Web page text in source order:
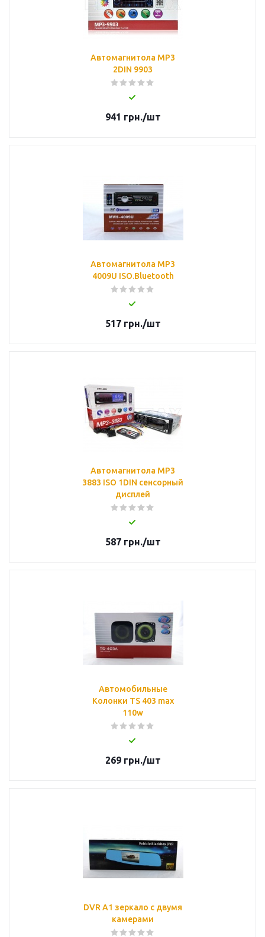
Автомагнитола MP3
2DIN 9903
941 грн./шт
Автомагнитола MP3
4009U ISO.Bluetooth
517грн./шт
Автомагнитола MP3
3883 ISO 1DIN сенсорный
дисплей
587грн./шт
Автомобильные
Колонки TS 403 max
110w
269грн./шт
DVR A1 зеркало с двумя
камерами